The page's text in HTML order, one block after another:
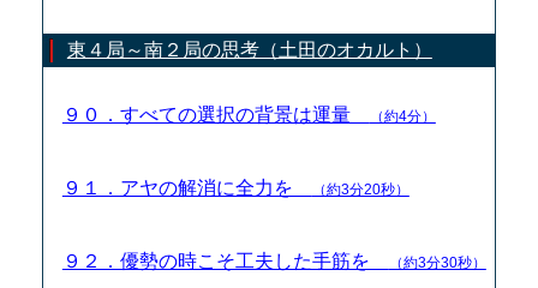
東４局～南２局の思考（土田のオカルト）
９０．すべての選択の背景は運量 （約4分）
９１．アヤの解消に全力を （約3分20秒）
９２．優勢の時こそ工夫した手筋を （約3分30秒）